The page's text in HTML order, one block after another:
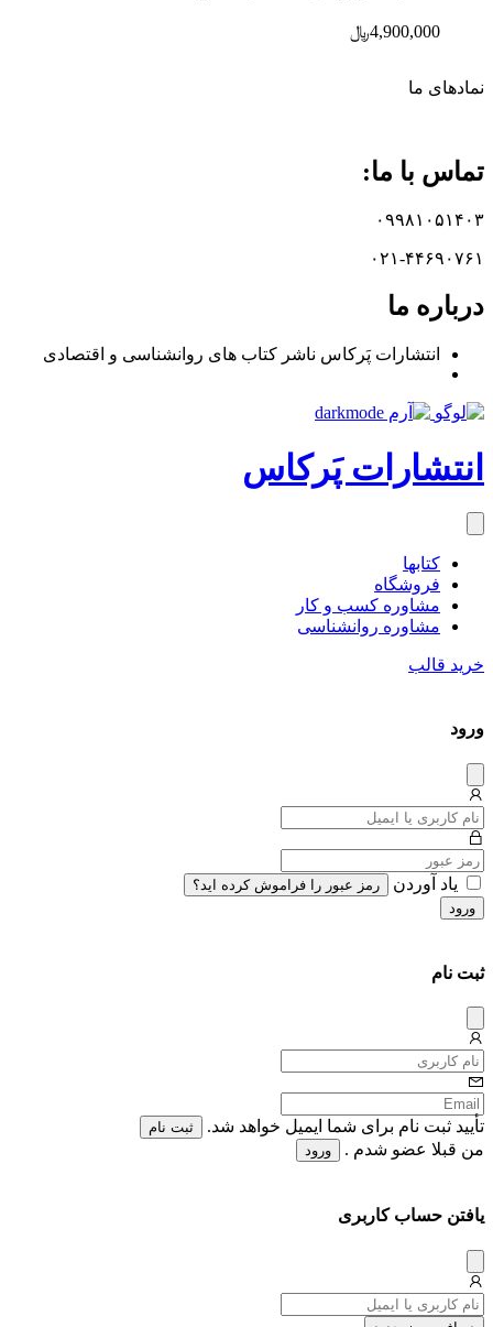
4,900,000﷼
نماد‌های ما
تماس با ما:
۰۹۹۸۱۰۵۱۴۰۳
۰۲۱-۴۴۶۹۰۷۶۱
درباره ما
انتشارات پَرکاس ناشر کتاب های روانشناسی و اقتصادی
انتشارات پَرکاس
کتاب‎ها
فروشگاه
مشاوره کسب و کار
مشاوره روان‎شناسی
خرید قالب
ورود
میس
یاد آوردن
رمز عبور را فراموش کرده اید؟
ورود
ثبت نام
میس
تأیید ثبت نام برای شما ایمیل خواهد شد. ثبت نام
من قبلا عضو شدم . ورود
یافتن حساب کاربری
میس